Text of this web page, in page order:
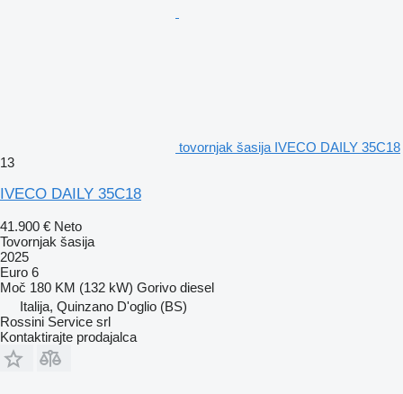
tovornjak šasija IVECO DAILY 35C18
13
IVECO DAILY 35C18
41.900 € Neto
Tovornjak šasija
2025
Euro 6
Moč 180 KM (132 kW) Gorivo diesel
Italija, Quinzano D'oglio (BS)
Rossini Service srl
Kontaktirajte prodajalca